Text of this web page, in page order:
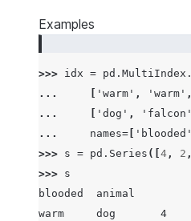
Examples
>>> idx = pd . MultiIndex .
...
'warm' , 'warm' ,
...
'dog' , 'falcon'
...
names= 'blooded'
>>> s = pd . Series ([ 4 , 2 ,
>>> s
blooded  animal
warm     dog       4